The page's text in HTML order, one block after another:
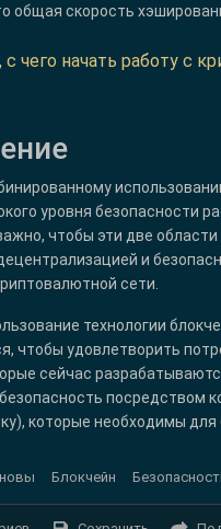
общая скорость
чего начать работу с
уровня безопасности
чтобы эти две
и
сети.
технологии
чтобы удовлетворить
сейчас
посредством
которые необходимы
Блокчейн